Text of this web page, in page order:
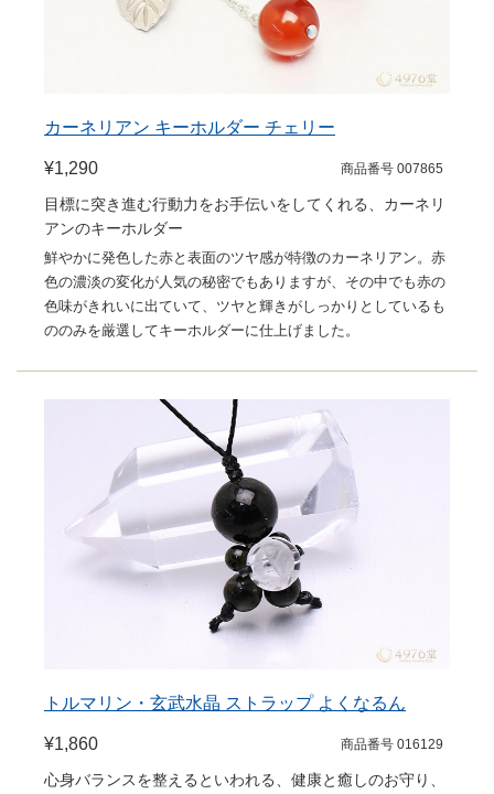
カーネリアン キーホルダー チェリー
¥1,290 商品番号 007865
目標に突き進む行動力をお手伝いをしてくれる、カーネリ
アンのキーホルダー
鮮やかに発色した赤と表面のツヤ感が特徴のカーネリアン。赤
色の濃淡の変化が人気の秘密でもありますが、その中でも赤の
色味がきれいに出ていて、ツヤと輝きがしっかりとしているも
ののみを厳選してキーホルダーに仕上げました。
トルマリン・玄武水晶 ストラップ よくなるん
¥1,860 商品番号 016129
心身バランスを整えるといわれる、健康と癒しのお守り、